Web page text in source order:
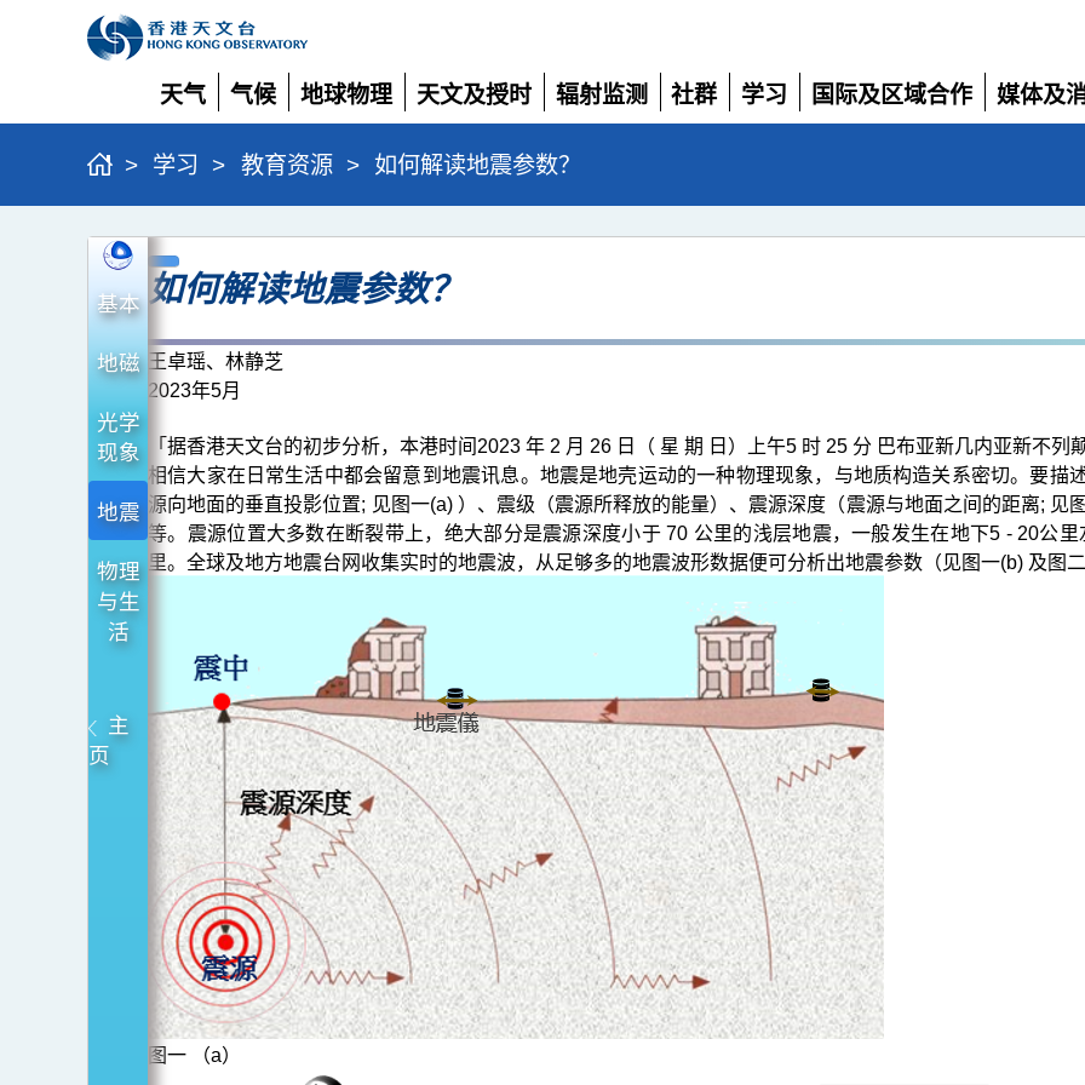
天气
展
开
气候
展
开
地球物理
展
开
天文及授时
展
开
辐射监测
展
开
社群
展
学习
展
国际及区域合作
展
媒体及
展
> 学习 > 教育资源 > 如何解读地震参数？
如
何
解
读
地
震
参
数？
基本
地磁
光学
现象
地震
物理
与生
活
主
页
如何解读地震参数？
王卓瑶、林静芝
2023年5月
「据香港天文台的初步分析，本港时间2023 年 2 月 26 日（ 星 期 日）上午5 时 25 分 巴布亚新几内亚新不
相信大家在日常生活中都会留意到地震讯息。地震是地壳运动的一种物理现象，与地质构造关系密切。要描
源向地面的垂直投影位置; 见图一(a) ）、震级（震源所释放的能量）、震源深度（震源与地面之间的距离;
等。震源位置大多数在断裂带上，绝大部分是震源深度小于 70 公里的浅层地震，一般发生在地下5 - 20公
里。全球及地方地震台网收集实时的地震波，从足够多的地震波形数据便可分析出地震参数（见图一(b) 及图
图一 （a）